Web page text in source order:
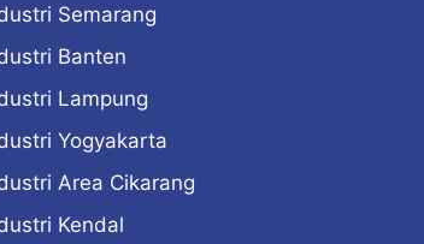
Semarang
Banten
Lampung
Yogyakarta
Area Cikarang
Kendal